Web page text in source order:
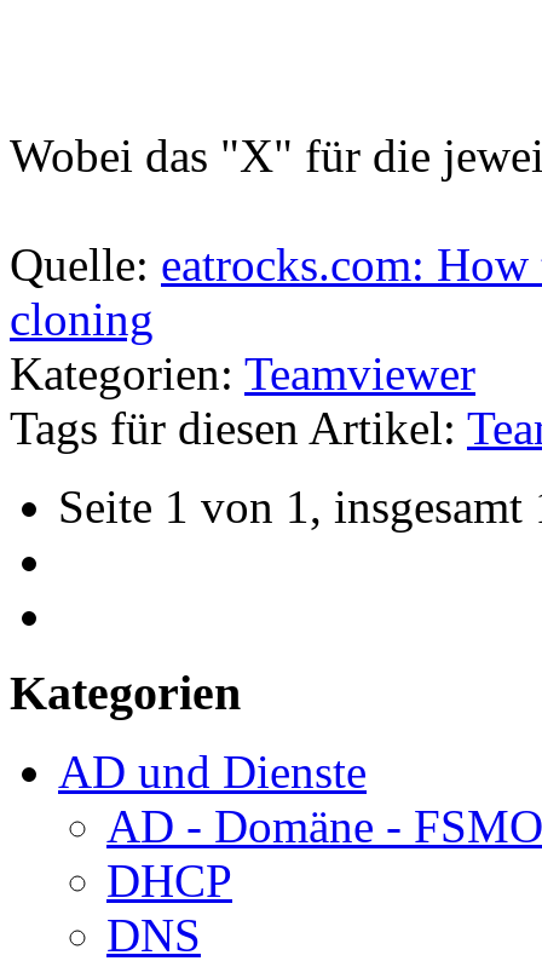
Wobei das "X" für die
Quelle: eatrocks.com:
cloning
Kategorien: Teamviewer
Tags für diesen Artikel:
Seite 1 von 1, insgesamt
Kategorien
AD und Dienste
AD - Domäne - FSMO
DHCP
DNS